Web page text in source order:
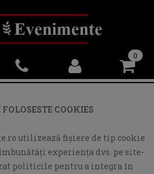
0
COOKIES
utilizează fişiere de tip cookie
experiența dvs. pe site-
politicile pentru a integra în